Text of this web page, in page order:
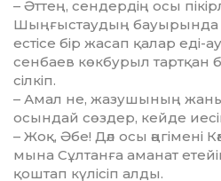
– Әттең, сендердің осы
Шыңғыстаудың бауырында
естісе бір жасап қалар еді-
сенбаев көкбурыл тартқан
сілкіп.
– Амал не, жазу­шының
осындай сөздер, кейде
– Жоқ, Әбе! Дәл осы әңгімені
мына Сұлтанға аманат
қоштап күлісіп алды.